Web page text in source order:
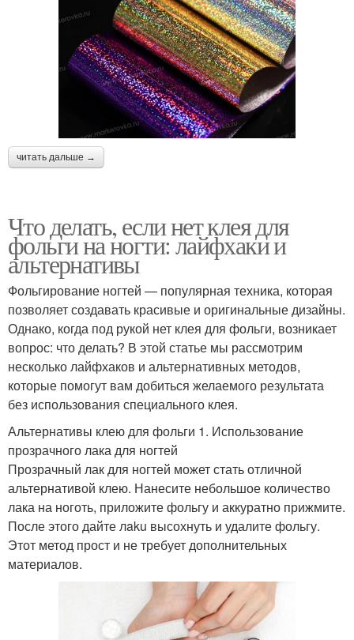
читать дальше →
Что делать, если нет клея для
фольги на ногти: лайфхаки и
альтернативы
Фольгирование ногтей — популярная техника, которая
позволяет создавать красивые и оригинальные дизайны.
Однако, когда под рукой нет клея для фольги, возникает
вопрос: что делать? В этой статье мы рассмотрим
несколько лайфхаков и альтернативных методов,
которые помогут вам добиться желаемого результата
без использования специального клея.
Альтернативы клею для фольги 1. Использование
прозрачного лака для ногтей
Прозрачный лак для ногтей может стать отличной
альтернативой клею. Нанесите небольшое количество
лака на ноготь, приложите фольгу и аккуратно прижмите.
После этого дайте лaku высохнуть и удалите фольгу.
Этот метод прост и не требует дополнительных
материалов.